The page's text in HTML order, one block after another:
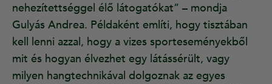
nehezítettséggel élő látogatókat” – mondja
Gulyás Andrea. Példaként említi, hogy tisztában
kell lenni azzal, hogy a vizes sporteseményekből
mit és hogyan élvezhet egy látássérült, vagy
milyen hangtechnikával dolgoznak az egyes